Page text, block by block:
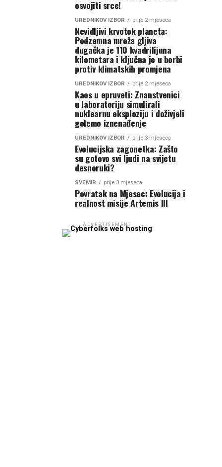
osvojiti srce!
UREDNIKOV IZBOR prije 2 mjeseca
Nevidljivi krvotok planeta:
Podzemna mreža gljiva
dugačka je 110 kvadrilijuna
kilometara i ključna je u borbi
protiv klimatskih promjena
UREDNIKOV IZBOR prije 2 mjeseca
Kaos u epruveti: Znanstvenici
u laboratoriju simulirali
nuklearnu eksploziju i doživjeli
golemo iznenađenje
UREDNIKOV IZBOR prije 3 mjeseca
Evolucijska zagonetka: Zašto
su gotovo svi ljudi na svijetu
desnoruki?
SVEMIR prije 3 mjeseca
Povratak na Mjesec: Evolucija i
realnost misije Artemis III
ADVERTISEMENT